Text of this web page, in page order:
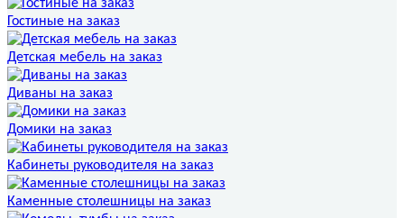
Гостиные на заказ
Детская мебель на заказ
Диваны на заказ
Домики на заказ
Кабинеты руководителя на заказ
Каменные столешницы на заказ